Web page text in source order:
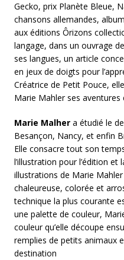
Gecko, prix Planète Bleue,
chansons allemandes,
aux éditions Ôrizons
langage, dans un ouvrage
ses langues, un article
en jeux de doigts pour
Créatrice de Petit Pouce,
Marie Mahler ses aventures
Marie Malher a étudié le
Besançon, Nancy, et enfin
Elle consacre tout son
l’illustration pour l’édition et
illustrations de Marie
chaleureuse, colorée et
technique la plus courante
une palette de couleur,
couleur qu’elle découpe
remplies de petits animaux
destination